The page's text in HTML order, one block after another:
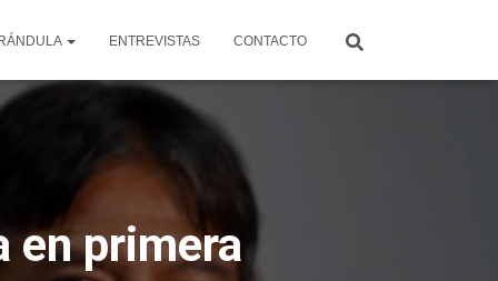
ENTREVISTAS CONTACTO
en primera